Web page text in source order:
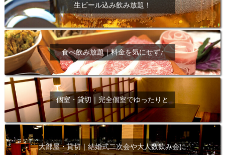
生ビール込み飲み放題！
食べ飲み放題｜料金を気にせず♪
個室・貸切｜完全個室でゆったりと
大部屋・貸切｜結婚式二次会や大人数飲み会に